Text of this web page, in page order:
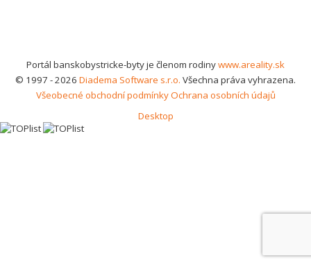
Portál banskobystricke-byty je členom rodinywww.areality.sk
© 1997 - 2026 Diadema Software s.r.o. Všechna práva vyhrazena.
Všeobecné obchodní podmínkyOchrana osobních údajů
Desktop